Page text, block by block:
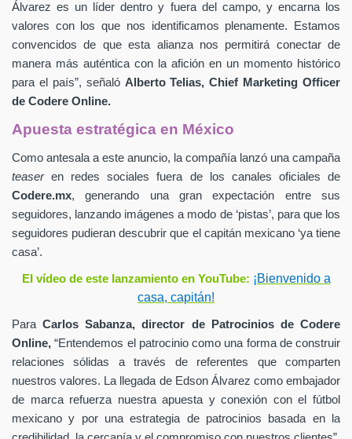
Álvarez es un líder dentro y fuera del campo, y encarna los
valores con los que nos identificamos plenamente. Estamos
convencidos de que esta alianza nos permitirá conectar de
manera más auténtica con la afición en un momento histórico
para el país”, señaló Alberto Telias,Chief Marketing Officer
de Codere Online.
Apuesta estratégica en México
Como antesala a este anuncio, la compañía lanzó una campaña
teaseren redes sociales fuera de los canales oficiales de
Codere.mx,
generando una gran expectación entre sus
seguidores, lanzando imágenes a modo de ‘pistas’, para que los
seguidores pudieran descubrir que el capitán mexicano ‘ya tiene
casa’.
El vídeo de este lanzamiento en YouTube: ¡Bienvenido a
casa, capitán!
ParaCarlos Sabanza, director de Patrocinios de Codere
Online, “Entendemos el patrocinio como una forma de construir
relaciones sólidas a través de referentes que comparten
nuestros valores. La llegada de Edson Álvarez como embajador
de marca refuerza nuestra apuesta y conexión con el fútbol
mexicano y por una estrategia de patrocinios basada en la